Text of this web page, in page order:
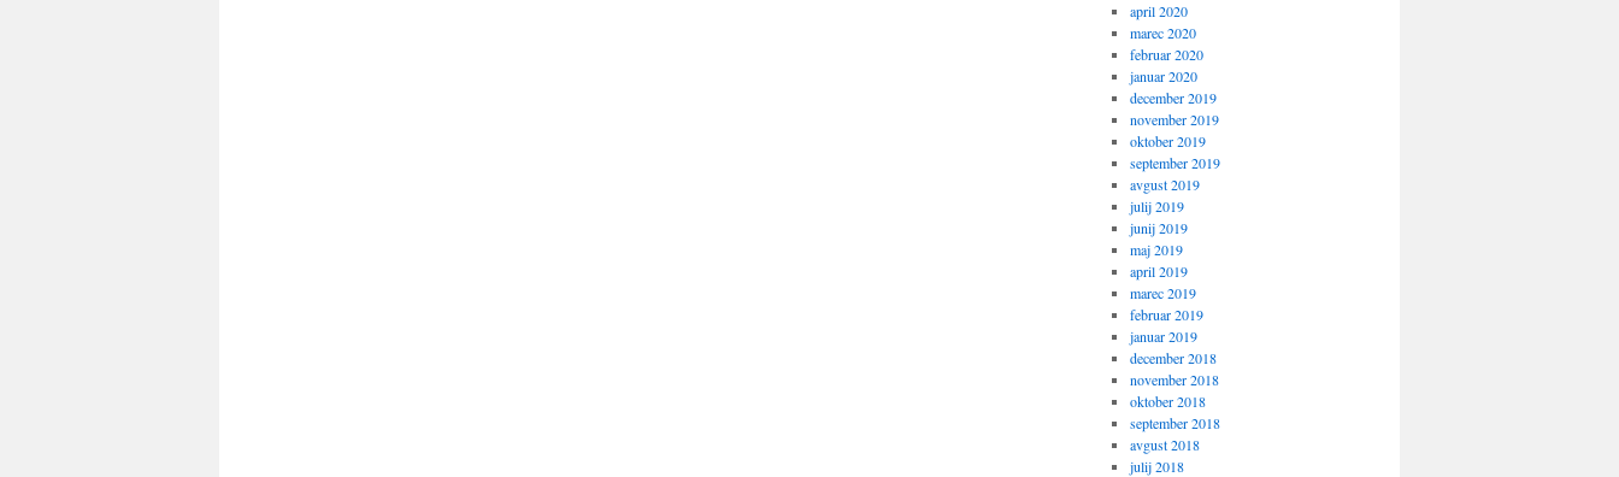
april 2020
marec 2020
februar 2020
januar 2020
december 2019
november 2019
oktober 2019
september 2019
avgust 2019
julij 2019
junij 2019
maj 2019
april 2019
marec 2019
februar 2019
januar 2019
december 2018
november 2018
oktober 2018
september 2018
avgust 2018
julij 2018